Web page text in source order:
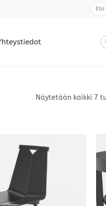
Näytetään kaikki 7